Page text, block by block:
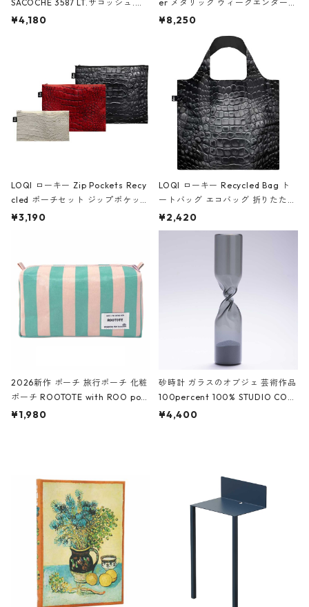
SACOCHE 3587 LT.サコッシュ.ル
ミエ-B ショルダーバッグ グロスピ
¥4,180
er メタリック ウィークエンダー
ボストンバッグ ショルダーバッグ
Black ジャン=ミッシェル・バスキ
ア/クラウン ブラック
¥8,250
LOQI ローキー Zip Pockets Recy
cled ポーチセット ジップポケット
ファスナーポーチ 撥水加工 トラベ
ーガンディー、オフホワイト
¥3,190
LOQI ローキー Recycled Bag ト
ートバッグ エコバッグ 折りたたみ
大きめ 撥水加工 収納ポーチ CRO
CODILE/Black クロコダイル/ブラ
¥2,420
2026新作 ポーチ 旅行ポーチ 化粧
ポーチ ROOTOTE with ROO pou
ch 3532 ルートート WR.ポーチ.ラ
¥1,980
砂時計 ガラスのオブジェ 芸術作品
100percent 100% STUDIO COH
AKU Timeless 100パーセント ス
¥4,400